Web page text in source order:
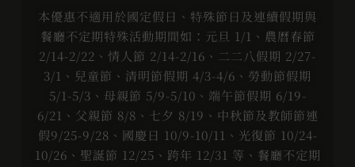
本優惠不適用於國定假日、特殊節日及連續假期與
餐廳不定期特殊活動期間如：元旦 1/1、農曆春節
2/14-2/22、情人節 2/14-2/16、二二八假期 2/27-
3/1、兒童節、清明節假期 4/3-4/6、勞動節假期
5/1-5/3、母親節 5/9-5/10、端午節假期 6/19-
6/21、父親節 8/8、七夕 8/19、中秋節及教師節連
假9/25-9/28、國慶日 10/9-10/11、光復節 10/24-
10/26、聖誕節 12/25、跨年 12/31 等、餐廳不定期